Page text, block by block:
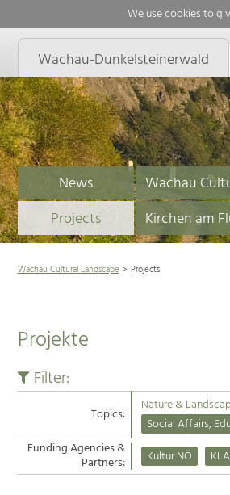
We use cookies to
Wachau-Dunkelsteinerwald
News Wachau
Projects
Kirchen am
Wachau Cultural Landscape Projects
Projekte
Filter:
Topics: Nature &
Social Affairs,
Funding Agencies &
Partners: Kultur NÖ